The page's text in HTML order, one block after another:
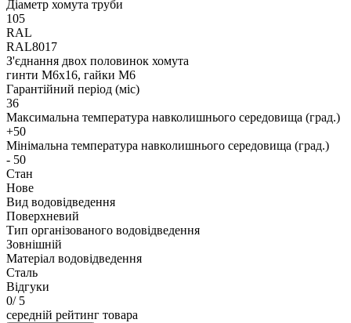
Діаметр хомута труби
105
RAL
RAL8017
З'єднання двох половинок хомута
гинти М6х16, гайки М6
Гарантійний період (міс)
36
Максимальна температура навколишнього середовища (град.)
+50
Мінімальна температура навколишнього середовища (град.)
- 50
Стан
Нове
Вид водовідведення
Поверхневий
Тип організованого водовідведення
Зовнішній
Матеріал водовідведення
Сталь
Відгуки
0/ 5
середній рейтинг товара